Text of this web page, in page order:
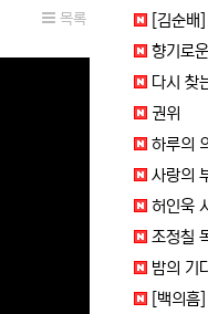
목록 [김순배
향기로
다시 찾
권위
하루의
사랑의
허인욱 시니어선
조정칠 목
밤의 기
[백의흠